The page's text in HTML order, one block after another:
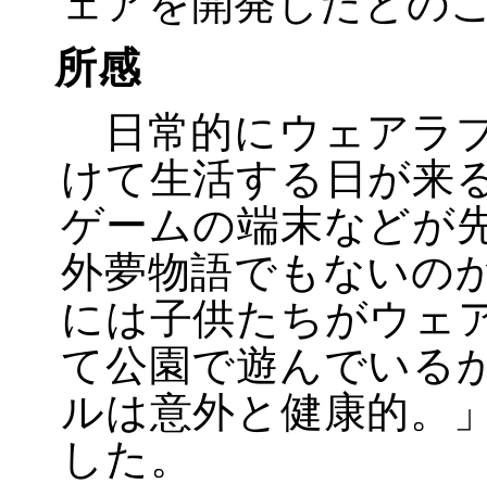
所感
日常的にウェアラ
けて生活する日が来
ゲームの端末などが
外夢物語でもないの
には子供たちがウェ
て公園で遊んでいる
ルは意外と健康的。
した。